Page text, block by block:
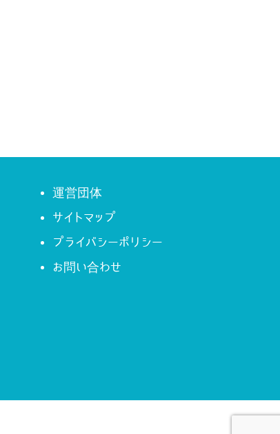
運営団体
サイトマップ
プライバシーポリシー
お問い合わせ